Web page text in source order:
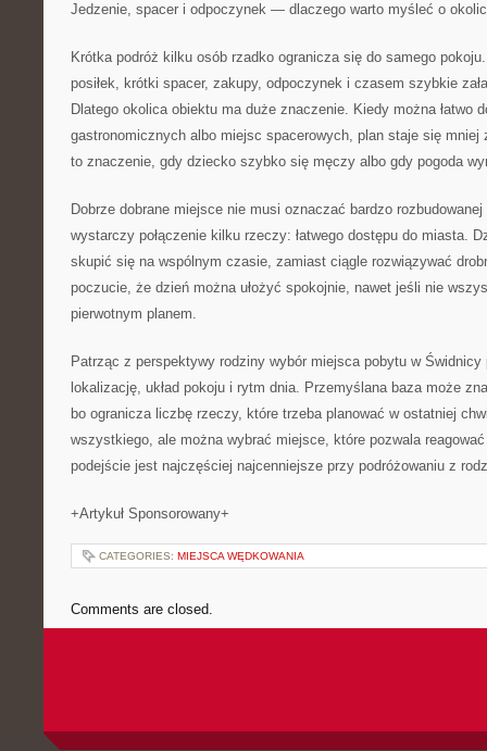
Jedzenie, spacer i odpoczynek — dlaczego warto myśleć o
Krótka podróż kilku osób rzadko ogranicza się do samego
posiłek, krótki spacer, zakupy, odpoczynek i czasem szybkie
Dlatego okolica obiektu ma duże znaczenie. Kiedy można łatwo
gastronomicznych albo miejsc spacerowych, plan staje się mniej
to znaczenie, gdy dziecko szybko się męczy albo gdy pogoda
Dobrze dobrane miejsce nie musi oznaczać bardzo
wystarczy połączenie kilku rzeczy: łatwego dostępu do miasta.
skupić się na wspólnym czasie, zamiast ciągle rozwiązywać
poczucie, że dzień można ułożyć spokojnie, nawet jeśli nie
pierwotnym planem.
Patrząc z perspektywy rodziny wybór miejsca pobytu w Świdnicy
lokalizację, układ pokoju i rytm dnia. Przemyślana baza może
bo ogranicza liczbę rzeczy, które trzeba planować w ostatniej
wszystkiego, ale można wybrać miejsce, które pozwala
podejście jest najczęściej najcenniejsze przy podróżowaniu z
+Artykuł Sponsorowany+
CATEGORIES: MIEJSCA WĘDKOWANIA
Comments are closed.